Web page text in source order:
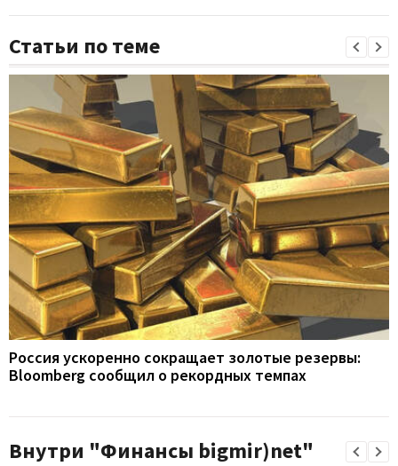
Статьи по теме
Россия ускоренно сокращает золотые резервы:
Bloomberg сообщил о рекордных темпах
Внутри "Финансы bigmir)net"